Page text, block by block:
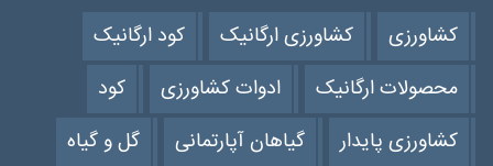
کشاورزی کشاورزی ارگانیک
کود ارگانیک
محصولات ارگانیک
ادوات کشاورزی
کود
کشاورزی پایدار
گیاهان آپارتمانی گل و گیاه